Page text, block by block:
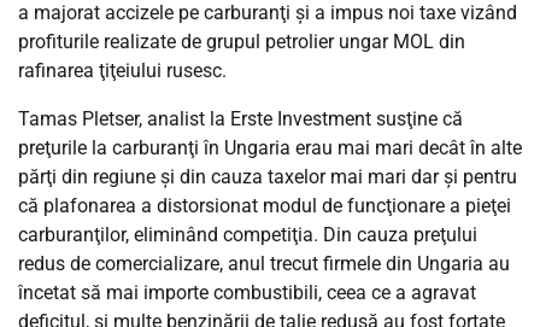
a majorat accizele pe carburanţi şi a impus noi taxe vizând
profiturile realizate de grupul petrolier ungar MOL din
rafinarea ţiţeiului rusesc.
Tamas Pletser, analist la Erste Investment susţine că
preţurile la carburanţi în Ungaria erau mai mari decât în alte
părţi din regiune şi din cauza taxelor mai mari dar şi pentru
că plafonarea a distorsionat modul de funcţionare a pieţei
carburanţilor, eliminând competiţia. Din cauza preţului
redus de comercializare, anul trecut firmele din Ungaria au
încetat să mai importe combustibili, ceea ce a agravat
deficitul, şi multe benzinării de talie redusă au fost forţate